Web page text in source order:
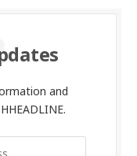
and